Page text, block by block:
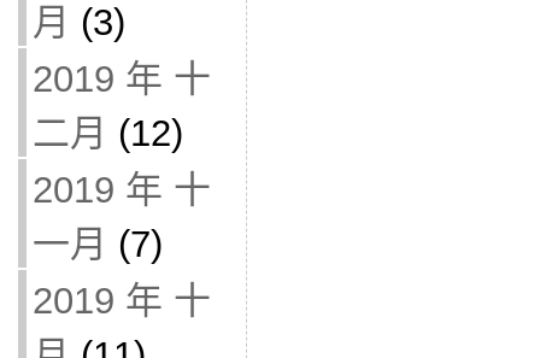
月 (3)
2019 年 十
二月 (12)
2019 年 十
一月 (7)
2019 年 十